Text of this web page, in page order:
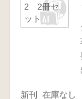
2 2冊セ
ット
新刊 在庫なし